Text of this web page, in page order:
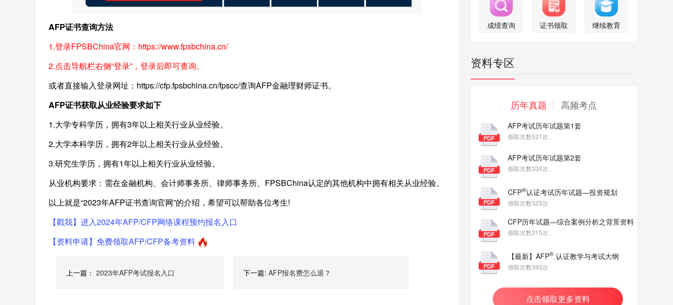
AFP证书查询方法
1.登录FPSBChina官网：https://www.fpsbchina.cn/
2.点击导航栏右侧“登录”，登录后即可查询。
或者直接输入登录网址：https://cfp.fpsbchina.cn/fpscc/查询AFP金融理财师证书。
AFP证书获取从业经验要求如下
1.大学专科学历，拥有3年以上相关行业从业经验。
2.大学本科学历，拥有2年以上相关行业从业经验。
3.研究生学历，拥有1年以上相关行业从业经验。
从业机构要求：需在金融机构、会计师事务所、律师事务所、FPSBChina认定的其他机构中拥有相关从业经验。
以上就是“2023年AFP证书查询官网”的介绍，希望可以帮助各位考生!
【戳我】进入2024年AFP/CFP网络课程预约报名入口
【资料申请】免费领取AFP/CFP备考资料
上一篇： 2023年AFP考试报名入口 下一篇: AFP报名费怎么退？
成绩查询 证书领取 继续教育
资料专区
历年真题 高频考点
AFP考试历年试题第1套
领取次数521次
AFP考试历年试题第2套
领取次数335次
CFP®认证考试历年试题—投资规划
领取次数323次
CFP历年试题—综合案例分析之背景资料
领取次数315次
【最新】AFP® 认证教学与考试大纲
领取次数393次
点击领取更多资料